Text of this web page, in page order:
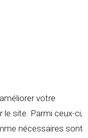
votre
le site. Parmi ceux-ci,
nécessaires sont